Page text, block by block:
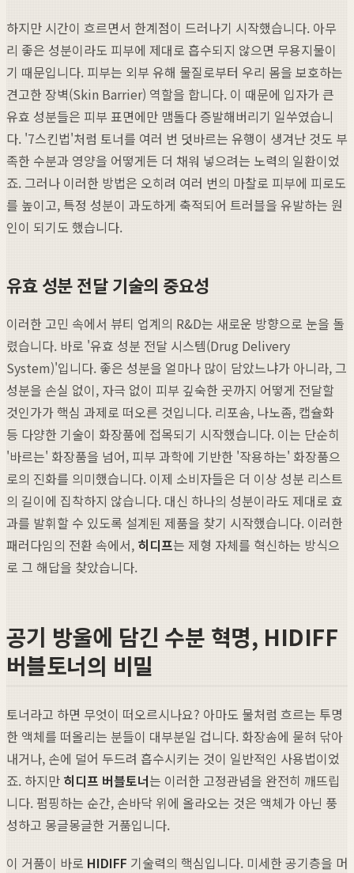
하지만 시간이 흐르면서 한계점이 드러나기 시작했습니다. 아무
리 좋은 성분이라도 피부에 제대로 흡수되지 않으면 무용지물이
기 때문입니다. 피부는 외부 유해 물질로부터 우리 몸을 보호하는
견고한 장벽(Skin Barrier) 역할을 합니다. 이 때문에 입자가 큰
유효 성분들은 피부 표면에만 맴돌다 증발해버리기 일쑤였습니
다. '7스킨법'처럼 토너를 여러 번 덧바르는 유행이 생겨난 것도 부
족한 수분과 영양을 어떻게든 더 채워 넣으려는 노력의 일환이었
죠. 그러나 이러한 방법은 오히려 여러 번의 마찰로 피부에 피로도
를 높이고, 특정 성분이 과도하게 축적되어 트러블을 유발하는 원
인이 되기도 했습니다.
유효 성분 전달 기술의 중요성
이러한 고민 속에서 뷰티 업계의 R&D는 새로운 방향으로 눈을 돌
렸습니다. 바로 '유효 성분 전달 시스템(Drug Delivery
System)'입니다. 좋은 성분을 얼마나 많이 담았느냐가 아니라, 그
성분을 손실 없이, 자극 없이 피부 깊숙한 곳까지 어떻게 전달할
것인가가 핵심 과제로 떠오른 것입니다. 리포솜, 나노좀, 캡슐화
등 다양한 기술이 화장품에 접목되기 시작했습니다. 이는 단순히
'바르는' 화장품을 넘어, 피부 과학에 기반한 '작용하는' 화장품으
로의 진화를 의미했습니다. 이제 소비자들은 더 이상 성분 리스트
의 길이에 집착하지 않습니다. 대신 하나의 성분이라도 제대로 효
과를 발휘할 수 있도록 설계된 제품을 찾기 시작했습니다. 이러한
패러다임의 전환 속에서, 히디프는 제형 자체를 혁신하는 방식으
로 그 해답을 찾았습니다.
공기 방울에 담긴 수분 혁명, HIDIFF
버블토너의 비밀
토너라고 하면 무엇이 떠오르시나요? 아마도 물처럼 흐르는 투명
한 액체를 떠올리는 분들이 대부분일 겁니다. 화장솜에 묻혀 닦아
내거나, 손에 덜어 두드려 흡수시키는 것이 일반적인 사용법이었
죠. 하지만 히디프 버블토너는 이러한 고정관념을 완전히 깨뜨립
니다. 펌핑하는 순간, 손바닥 위에 올라오는 것은 액체가 아닌 풍
성하고 몽글몽글한 거품입니다.
이 거품이 바로 HIDIFF 기술력의 핵심입니다. 미세한 공기층을 머